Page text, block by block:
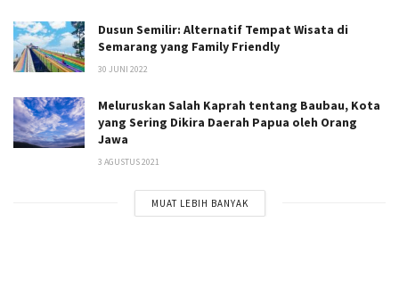
Dusun Semilir: Alternatif Tempat Wisata di
Semarang yang Family Friendly
30 JUNI 2022
Meluruskan Salah Kaprah tentang Baubau, Kota
yang Sering Dikira Daerah Papua oleh Orang
Jawa
3 AGUSTUS 2021
MUAT LEBIH BANYAK